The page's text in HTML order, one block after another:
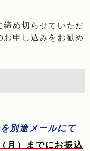
め切らせていただ
お申し込みをお勧め
別途メールにて
月）までにお振込